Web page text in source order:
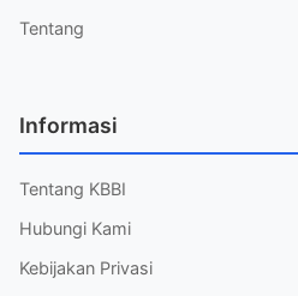
Tentang
Informasi
Tentang KBBI
Hubungi Kami
Kebijakan Privasi